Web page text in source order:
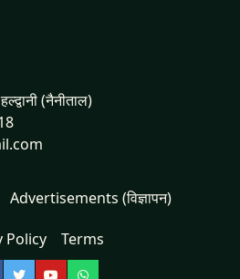
(नैनीताल)
Advertisements (विज्ञापन)
Policy Terms